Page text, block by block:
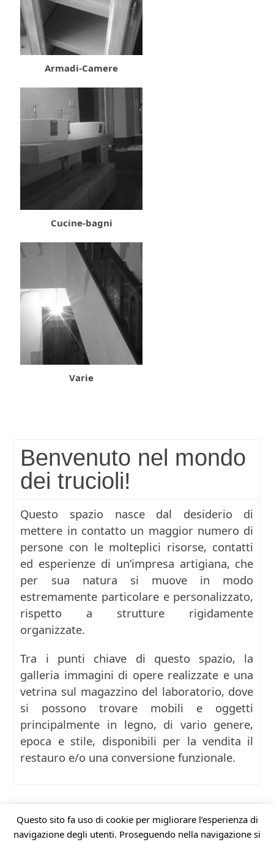
Armadi-Camere
Cucine-bagni
Varie
Benvenuto nel mondo
dei trucioli!
Questo spazio nasce dal desiderio di
mettere in contatto un maggior numero di
persone con le molteplici risorse, contatti
ed esperienze di un’impresa artigiana, che
per sua natura si muove in modo
estremamente particolare e personalizzato,
rispetto a strutture rigidamente
organizzate.
Tra i punti chiave di questo spazio, la
galleria immagini di opere realizzate e una
vetrina sul magazzino del laboratorio, dove
si possono trovare mobili e oggetti
principalmente in legno, di vario genere,
epoca e stile, disponibili per la vendita il
restauro e/o una conversione funzionale.
In Legnodi Benedetto Merlini -Via Rivoli 1, 10090
Villarbasse - TO- Tel: 39335215752 -P.I
Questo sito fa uso di cookie per migliorare l’esperienza di
navigazione degli utenti. Proseguendo nella navigazione si